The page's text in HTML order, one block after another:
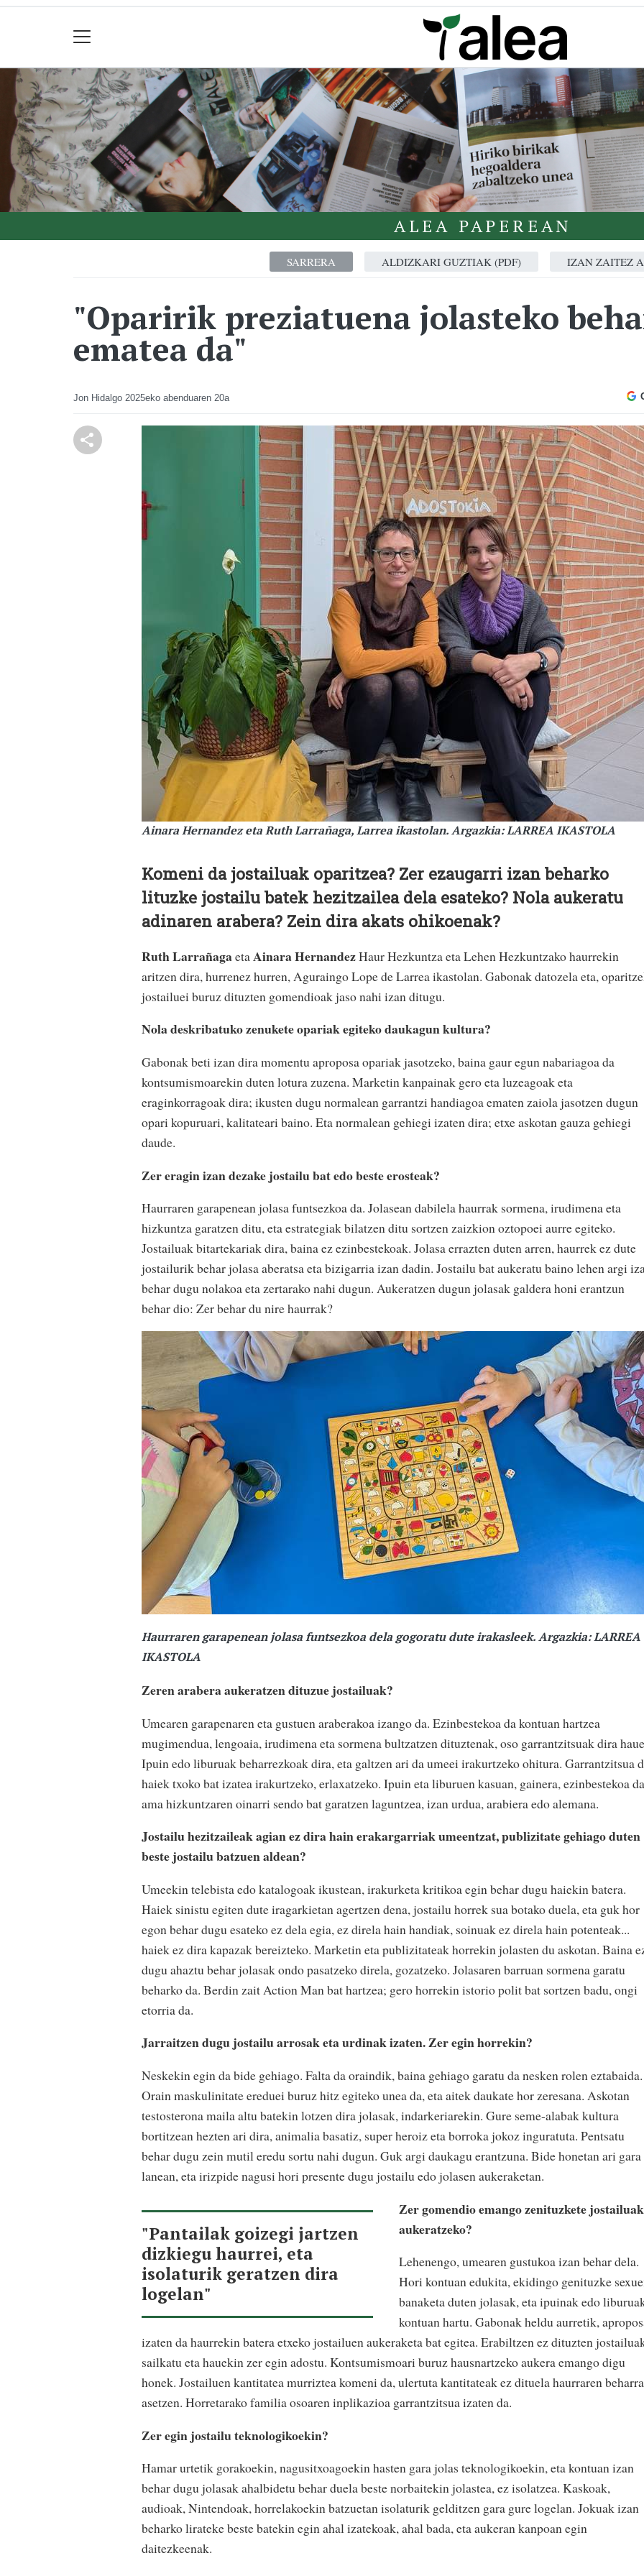
ALEA PAPEREAN
SARRERA ALDIZKARI GUZTIAK (PDF) IZAN ZAITEZ
"Oparirik preziatuena jolasteko
ematea da"
Jon Hidalgo 2025eko abenduaren 20a
Ainara Hernandez eta Ruth Larrañaga, Larrea ikastolan. Argazkia: LARREA IKASTOLA
Komeni da jostailuak oparitzea? Zer ezaugarri izan beharko
lituzke jostailu batek hezitzailea dela esateko? Nola aukeratu
adinaren arabera? Zein dira akats ohikoenak?
Ruth LarrañagaetaAinara HernandezHaur Hezkuntza eta Lehen Hezkuntzako haurrekin
aritzen dira, hurrenez hurren, Aguraingo Lope de Larrea ikastolan. Gabonak datozela eta,
jostailuei buruz dituzten gomendioak jaso nahi izan ditugu.
Nola deskribatuko zenukete opariak egiteko daukagun kultura?
Gabonak beti izan dira momentu aproposa opariak jasotzeko, baina gaur egun nabariagoa da
kontsumismoarekin duten lotura zuzena. Marketin kanpainak gero eta luzeagoak eta
eraginkorragoak dira; ikusten dugu normalean garrantzi handiagoa ematen zaiola jasotzen dugun
opari kopuruari, kalitateari baino. Eta normalean gehiegi izaten dira; etxe askotan gauza gehiegi
daude.
Zer eragin izan dezake jostailu bat edo beste erosteak?
Haurraren garapenean jolasa funtsezkoa da. Jolasean dabilela haurrak sormena, irudimena eta
hizkuntza garatzen ditu, eta estrategiak bilatzen ditu sortzen zaizkion oztopoei aurre egiteko.
Jostailuak bitartekariak dira, baina ez ezinbestekoak. Jolasa errazten duten arren, haurrek ez dute
jostailurik behar jolasa aberatsa eta bizigarria izan dadin. Jostailu bat aukeratu baino lehen argi
behar dugu nolakoa eta zertarako nahi dugun. Aukeratzen dugun jolasak galdera honi erantzun
behar dio: Zer behar du nire haurrak?
Haurraren garapenean jolasa funtsezkoa dela gogoratu dute irakasleek. Argazkia: LARREA
IKASTOLA
Zeren arabera aukeratzen dituzue jostailuak?
Umearen garapenaren eta gustuen araberakoa izango da. Ezinbestekoa da kontuan hartzea
mugimendua, lengoaia, irudimena eta sormena bultzatzen dituztenak, oso garrantzitsuak dira
Ipuin edo liburuak beharrezkoak dira, eta galtzen ari da umeei irakurtzeko ohitura. Garrantzitsua
haiek txoko bat izatea irakurtzeko, erlaxatzeko. Ipuin eta liburuen kasuan, gainera, ezinbestekoa da
ama hizkuntzaren oinarri sendo bat garatzen laguntzea, izan urdua, arabiera edo alemana.
Jostailu hezitzaileak agian ez dira hain erakargarriak umeentzat, publizitate gehiago duten
beste jostailu batzuen aldean?
Umeekin telebista edo katalogoak ikustean, irakurketa kritikoa egin behar dugu haiekin batera.
Haiek sinistu egiten dute iragarkietan agertzen dena, jostailu horrek sua botako duela, eta guk hor
egon behar dugu esateko ez dela egia, ez direla hain handiak, soinuak ez direla hain potenteak...
haiek ez dira kapazak bereizteko. Marketin eta publizitateak horrekin jolasten du askotan. Baina
dugu ahaztu behar jolasak ondo pasatzeko direla, gozatzeko. Jolasaren barruan sormena garatu
beharko da. Berdin zait Action Man bat hartzea; gero horrekin istorio polit bat sortzen badu, ongi
etorria da.
Jarraitzen dugu jostailu arrosak eta urdinak izaten. Zer egin horrekin?
Neskekin egin da bide gehiago. Falta da oraindik, baina gehiago garatu da nesken rolen eztabaida.
Orain maskulinitate ereduei buruz hitz egiteko unea da, eta aitek daukate hor zeresana. Askotan
testosterona maila altu batekin lotzen dira jolasak, indarkeriarekin. Gure seme-alabak kultura
bortitzean hezten ari dira, animalia basatiz, super heroiz eta borroka jokoz inguratuta. Pentsatu
behar dugu zein mutil eredu sortu nahi dugun. Guk argi daukagu erantzuna. Bide honetan ari gara
lanean, eta irizpide nagusi hori presente dugu jostailu edo jolasen aukeraketan.
"Pantailak goizegi jartzen
dizkiegu haurrei, eta
isolaturik geratzen dira
logelan"
Zer gomendio emango zenituzkete jostailuak
aukeratzeko?
Lehenengo, umearen gustukoa izan behar dela.
Hori kontuan edukita, ekidingo genituzke
banaketa duten jolasak, eta ipuinak edo
kontuan hartu. Gabonak heldu aurretik,
izaten da haurrekin batera etxeko jostailuen aukeraketa bat egitea. Erabiltzen ez dituzten
sailkatu eta hauekin zer egin adostu. Kontsumismoari buruz hausnartzeko aukera emango digu
honek. Jostailuen kantitatea murriztea komeni da, ulertuta kantitateak ez dituela haurraren
asetzen. Horretarako familia osoaren inplikazioa garrantzitsua izaten da.
Zer egin jostailu teknologikoekin?
Hamar urtetik gorakoekin, nagusitxoagoekin hasten gara jolas teknologikoekin, eta kontuan izan
behar dugu jolasak ahalbidetu behar duela beste norbaitekin jolastea, ez isolatzea. Kaskoak,
audioak, Nintendoak, horrelakoekin batzuetan isolaturik gelditzen gara gure logelan. Jokuak izan
beharko lirateke beste batekin egin ahal izatekoak, ahal bada, eta aukeran kanpoan egin
daitezkeenak.